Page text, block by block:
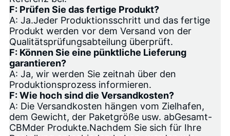
F: Prüfen Sie das fertige Produkt?
A: Ja.Jeder Produktionsschritt und das fertige
Produkt werden vor dem Versand von der
Qualitätsprüfungsabteilung überprüft.
F: Können Sie eine pünktliche Lieferung
garantieren?
A: Ja, wir werden Sie zeitnah über den
Produktionsprozess informieren.
F: Wie hoch sind die Versandkosten?
A: Die Versandkosten hängen vom Zielhafen,
dem Gewicht, der Paketgröße usw. abGesamt-
CBMder Produkte.Nachdem Sie sich für Ihre